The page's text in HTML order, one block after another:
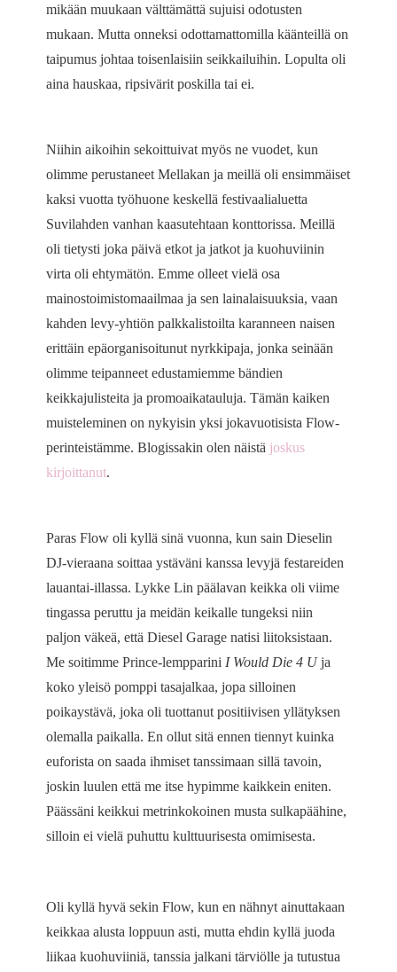
mikään muukaan välttämättä sujuisi odotusten
mukaan. Mutta onneksi odottamattomilla käänteillä on
taipumus johtaa toisenlaisiin seikkailuihin. Lopulta oli
aina hauskaa, ripsivärit poskilla tai ei.
Niihin aikoihin sekoittuivat myös ne vuodet, kun
olimme perustaneet Mellakan ja meillä oli ensimmäiset
kaksi vuotta työhuone keskellä festivaalialuetta
Suvilahden vanhan kaasutehtaan konttorissa. Meillä
oli tietysti joka päivä etkot ja jatkot ja kuohuviinin
virta oli ehtymätön. Emme olleet vielä osa
mainostoimistomaailmaa ja sen lainalaisuuksia, vaan
kahden levy-yhtiön palkkalistoilta karanneen naisen
erittäin epäorganisoitunut nyrkkipaja, jonka seinään
olimme teipanneet edustamiemme bändien
keikkajulisteita ja promoaikatauluja. Tämän kaiken
muisteleminen on nykyisin yksi jokavuotisista Flow-
perinteistämme. Blogissakin olen näistä joskus
kirjoittanut.
Paras Flow oli kyllä sinä vuonna, kun sain Dieselin
DJ-vieraana soittaa ystäväni kanssa levyjä festareiden
lauantai-illassa. Lykke Lin päälavan keikka oli viime
tingassa peruttu ja meidän keikalle tungeksi niin
paljon väkeä, että Diesel Garage natisi liitoksistaan.
Me soitimme Prince-lempparini I Would Die 4 Uja
koko yleisö pomppi tasajalkaa, jopa silloinen
poikaystävä, joka oli tuottanut positiivisen yllätyksen
olemalla paikalla. En ollut sitä ennen tiennyt kuinka
euforista on saada ihmiset tanssimaan sillä tavoin,
joskin luulen että me itse hypimme kaikkein eniten.
Päässäni keikkui metrinkokoinen musta sulkapäähine,
silloin ei vielä puhuttu kulttuurisesta omimisesta.
Oli kyllä hyvä sekin Flow, kun en nähnyt ainuttakaan
keikkaa alusta loppuun asti, mutta ehdin kyllä juoda
liikaa kuohuviiniä, tanssia jalkani tärviölle ja tutustua